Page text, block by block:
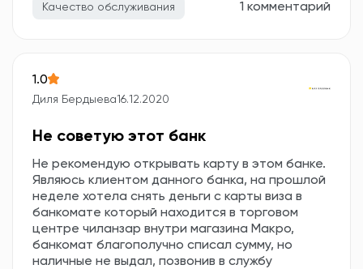
Качество обслуживания 1 комментарий
1.0
Диля Бердыева16.12.2020
Не советую этот банк
Не рекомендую открывать карту в этом банке.
Являюсь клиентом данного банка, на прошлой
неделе хотела снять деньги с карты виза в
банкомате который находится в торговом
центре чиланзар внутри магазина Макро,
банкомат благополучно списал сумму, но
наличные не выдал, позвонив в службу